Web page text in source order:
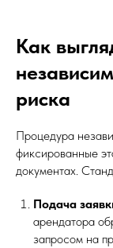
Как
риска
Процедура
фиксированные
документах.
Подача
арендатора
запросом на